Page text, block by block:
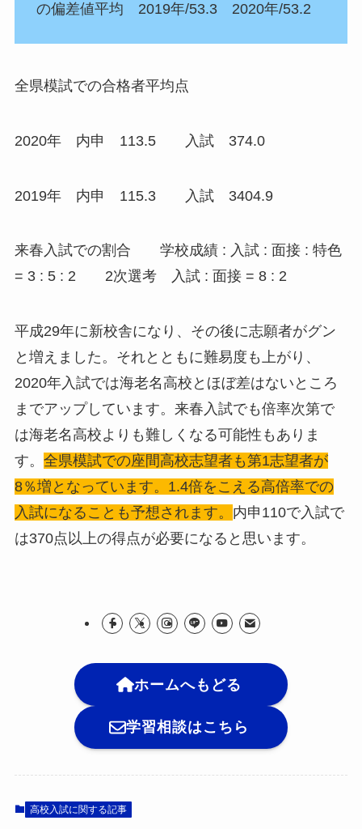
の偏差値平均 2019年/53.3 2020年/53.2
全県模試での合格者平均点
2020年 内申 113.5 入試 374.0
2019年 内申 115.3 入試 3404.9
来春入試での割合 学校成績 : 入試 : 面接 : 特色
= 3 : 5 : 2 2次選考 入試 : 面接 = 8 : 2
平成29年に新校舎になり、その後に志願者がグン
と増えました。それとともに難易度も上がり、
2020年入試では海老名高校とほぼ差はないところ
までアップしています。来春入試でも倍率次第で
は海老名高校よりも難しくなる可能性もありま
す。 全県模試での座間高校志望者も第1志望者が
8％増となっています。1.4倍をこえる高倍率での
入試になることも予想されます。 内申110で入試で
は370点以上の得点が必要になると思います。
ホームへもどる
学習相談はこちら
高校入試に関する記事